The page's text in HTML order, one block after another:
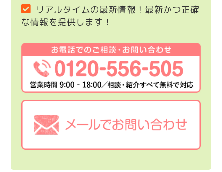
リアルタイムの最新情報！最新かつ正確
な情報を提供します！